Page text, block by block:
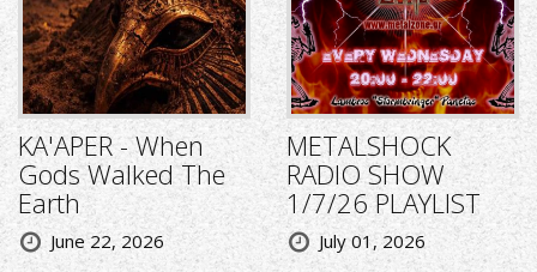
KA'APER - When
Gods Walked The
Earth
June 22, 2026
METALSHOCK
RADIO SHOW
1/7/26 PLAYLIST
July 01, 2026